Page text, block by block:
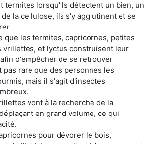
termites lorsqu'ils détectent un bien, un
la cellulose, ils s'y agglutinent et se
que les termites, capricornes, petites
vrillettes, et lyctus construisent leur
d'empêcher de se retrouver
pas rare que des personnes les
mais il s'agit d'insectes
vont à la recherche de la
en grand volume, ce qui
pour dévorer le bois,